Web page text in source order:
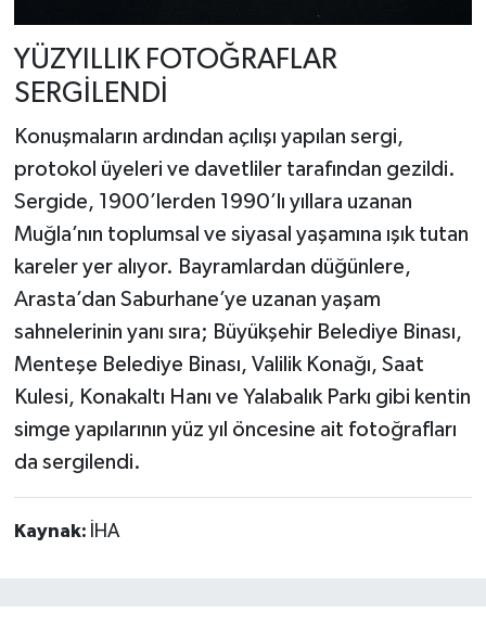
YÜZYILLIK FOTOĞRAFLAR
SERGİLENDİ
Konuşmaların ardından açılışı yapılan sergi,
protokol üyeleri ve davetliler tarafından gezildi.
Sergide, 1900’lerden 1990’lı yıllara uzanan
Muğla’nın toplumsal ve siyasal yaşamına ışık tutan
kareler yer alıyor. Bayramlardan düğünlere,
Arasta’dan Saburhane’ye uzanan yaşam
sahnelerinin yanı sıra; Büyükşehir Belediye Binası,
Menteşe Belediye Binası, Valilik Konağı, Saat
Kulesi, Konakaltı Hanı ve Yalabalık Parkı gibi kentin
simge yapılarının yüz yıl öncesine ait fotoğrafları
da sergilendi.
Kaynak: İHA